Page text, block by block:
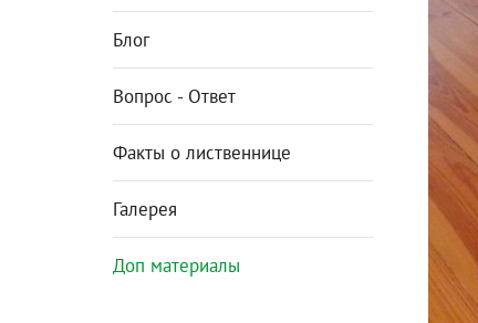
Блог
Вопрос - Ответ
Факты о лиственнице
Галерея
Доп материалы